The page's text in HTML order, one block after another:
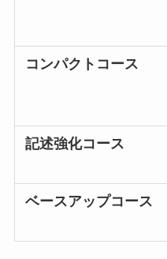
コンパクトコース
記述強化コース
ベースアップコース